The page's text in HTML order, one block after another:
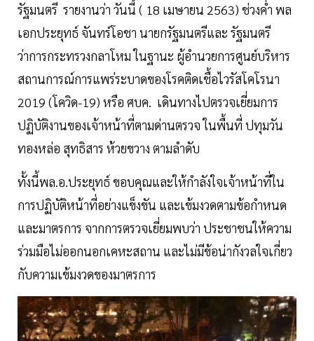
รัฐมนตรี รายงานว่า วันนี้ ( 18 เมษายน 2563) ช่วงค่ำ พล
เอกประยุทธ์ จันทร์โอชา นายกรัฐมนตรีและ รัฐมนตรี
ว่าการกระทรวงกลาโหม ในฐานะ ผู้อำนวยการศูนย์บริหาร
สถานการณ์การแพร่ระบาดของโรคติดเชื้อไวรัสโคโรนา
2019 (โควิด-19) หรือ ศบค. เดินทางไปตรวจเยี่ยมการ
ปฏิบัติงานของเจ้าหน้าที่ตามด่านตรวจ ในพื้นที่ ปทุมวัน
ทองหล่อ สุทธิสาร ห้วยขวาง ตามลำดับ
ทั้งนี้พล.อ.ประยุทธ์ ขอบคุณและให้กำลังใจเจ้าหน้าที่ใน
การปฏิบัติหน้าที่อย่างแข็งขัน และเข้มงวดตามข้อกำหนด
และมาตรการ จากการตรวจเยี่ยมพบว่า ประชาชนให้ความ
ร่วมมือไม่ออกนอกเคหะสถาน และไม่มีข้อน่ากังวลใจเกี่ยว
กับความเข้มงวดของมาตรการ